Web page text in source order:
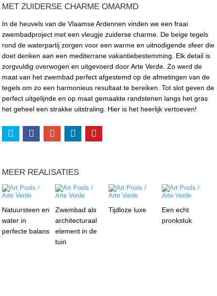
MET ZUIDERSE CHARME OMARMD
In de heuvels van de Vlaamse Ardennen vinden we een fraai
zwembadproject met een vleugje zuiderse charme. De beige tegels
rond de waterpartij zorgen voor een warme en uitnodigende sfeer die
doet denken aan een mediterrane vakantiebestemming. Elk detail is
zorgvuldig overwogen en uitgevoerd door Arte Verde. Zo werd de
maat van het zwembad perfect afgestemd op de afmetingen van de
tegels om zo een harmonieus resultaat te bereiken. Tot slot geven de
perfect uitgelijnde en op maat gemaakte randstenen langs het gras
het geheel een strakke uitstraling. Hier is het heerlijk vertoeven!
MEER REALISATIES
Natuursteen en
water in
perfecte balans
Zwembad als
architecturaal
element in de
tuin
Tijdloze luxe
Een echt
pronkstuk